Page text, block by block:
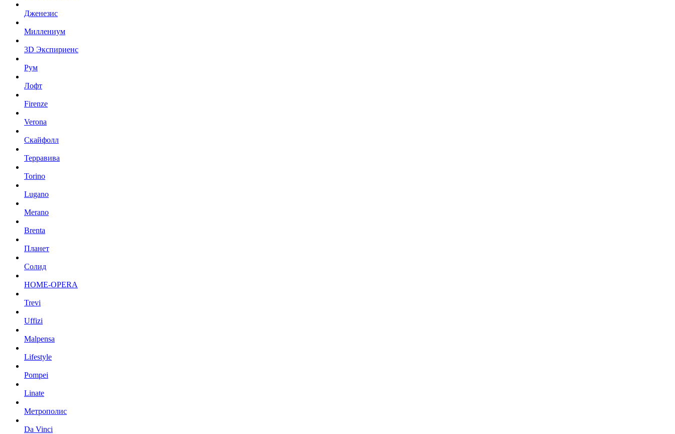
Дженезис
Миллениум
3D Экспириенс
Рум
Лофт
Firenze
Verona
Скайфолл
Терравива
Torino
Lugano
Merano
Brenta
Планет
Солид
HOME-OPERA
Trevi
Uffizi
Malpensa
Lifestyle
Pompei
Linate
Метрополис
Da Vinci